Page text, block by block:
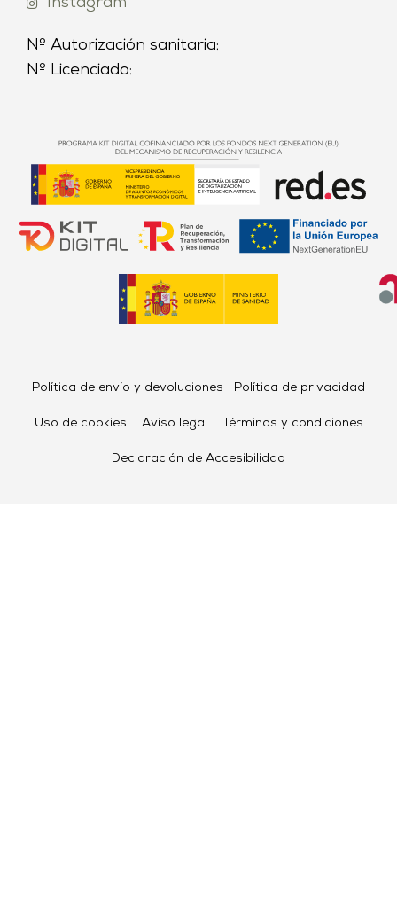
Nº Autorización sanitaria:
Nº Licenciado:
Política de envío y devoluciones Política de privacidad
Uso de cookies Aviso legal Términos y condiciones
Declaración de Accesibilidad